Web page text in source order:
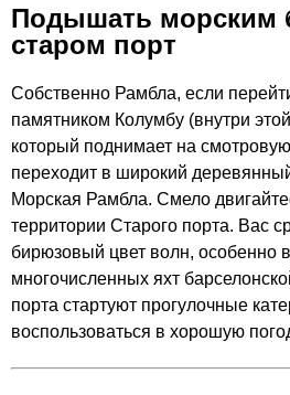
Подышать морским
старом порт
Собственно Рамбла, если
памятником Колумбу (внутри
который поднимает на
переходит в широкий
Морская Рамбла. Смело
территории Старого порта. Вас
бирюзовый цвет волн, особенно
многочисленных яхт
порта стартуют прогулочные
воспользоваться в хорошую